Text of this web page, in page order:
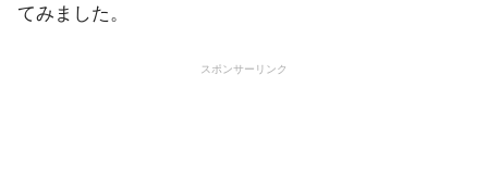
てみました。
スポンサーリンク